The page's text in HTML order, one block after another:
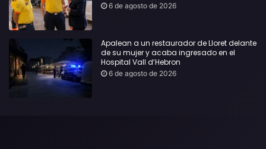
6 de agosto de 2026
Apalean a un restaurador de Lloret delante
de su mujer y acaba ingresado en el
Hospital Vall d’Hebron
6 de agosto de 2026